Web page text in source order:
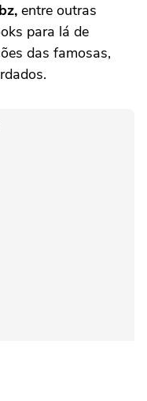
entre outras
para lá de
das famosas,